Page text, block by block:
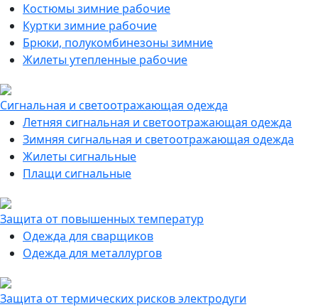
Костюмы зимние рабочие
Куртки зимние рабочие
Брюки, полукомбинезоны зимние
Жилеты утепленные рабочие
Сигнальная и светоотражающая одежда
Летняя сигнальная и светоотражающая одежда
Зимняя сигнальная и светоотражающая одежда
Жилеты сигнальные
Плащи сигнальные
Защита от повышенных температур
Одежда для сварщиков
Одежда для металлургов
Защита от термических рисков электродуги